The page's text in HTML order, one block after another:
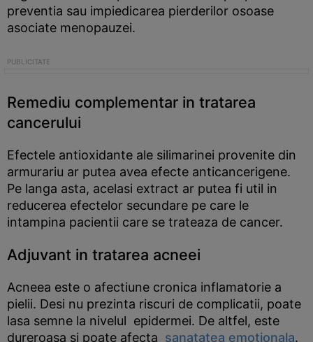
preventia sau impiedicarea pierderilor osoase
asociate menopauzei.
Remediu complementar in tratarea
cancerului
Efectele antioxidante ale silimarinei provenite din
armurariu ar putea avea efecte anticancerigene.
Pe langa asta, acelasi extract ar putea fi util in
reducerea efectelor secundare pe care le
intampina pacientii care se trateaza de cancer.
Adjuvant in tratarea acneei
Acneea este o afectiune cronica inflamatorie a
pielii. Desi nu prezinta riscuri de complicatii, poate
lasa semne la nivelul epidermei. De altfel, este
dureroasa si poate afecta sanatatea emotionala.